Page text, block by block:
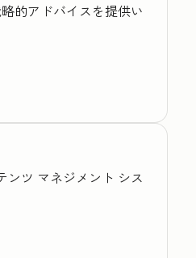
的アドバイスを提供い
ンツ マネジメント シス